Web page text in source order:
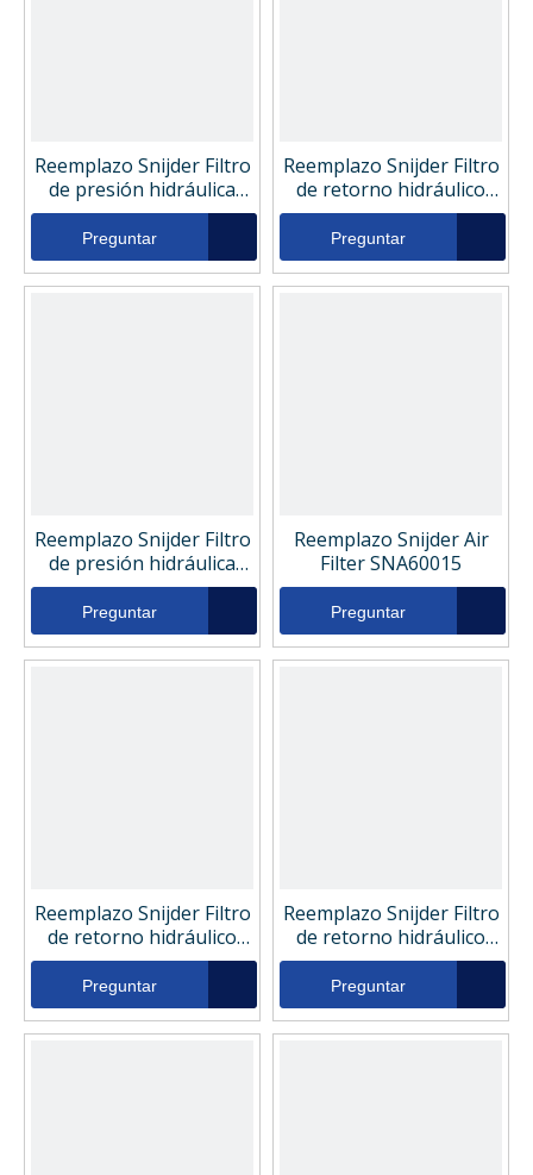
Reemplazo Snijder Filtro
de presión hidráulica
DI0060D010BN
Preguntar
Reemplazo Snijder Filtro
de retorno hidráulico
RE300G10B5
Preguntar
Reemplazo Snijder Filtro
de presión hidráulica
DOP763866
Preguntar
Reemplazo Snijder Air
Filter SNA60015
Preguntar
Reemplazo Snijder Filtro
de retorno hidráulico
Dish74131
Preguntar
Reemplazo Snijder Filtro
de retorno hidráulico
DI2600R005BN
Preguntar